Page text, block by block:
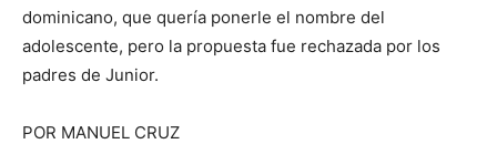
dominicano, que quería ponerle el nombre del
adolescente, pero la propuesta fue rechazada por los
padres de Junior.
POR MANUEL CRUZ